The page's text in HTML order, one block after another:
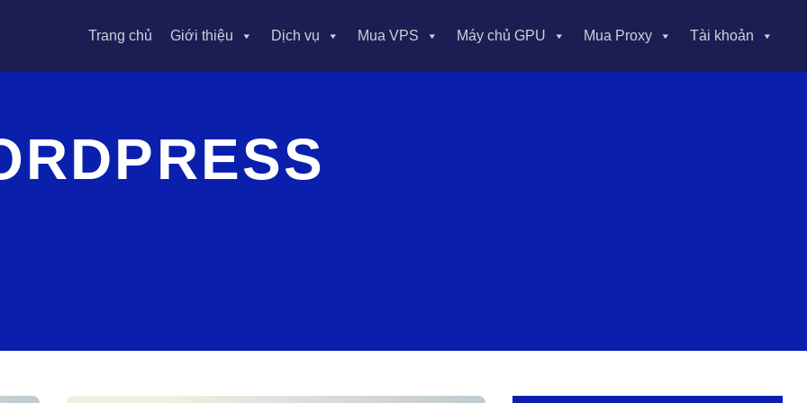
Trang chủ Giới thiệu Dịch vụ Mua VPS Máy chủ GPU Mua Proxy Tài khoản